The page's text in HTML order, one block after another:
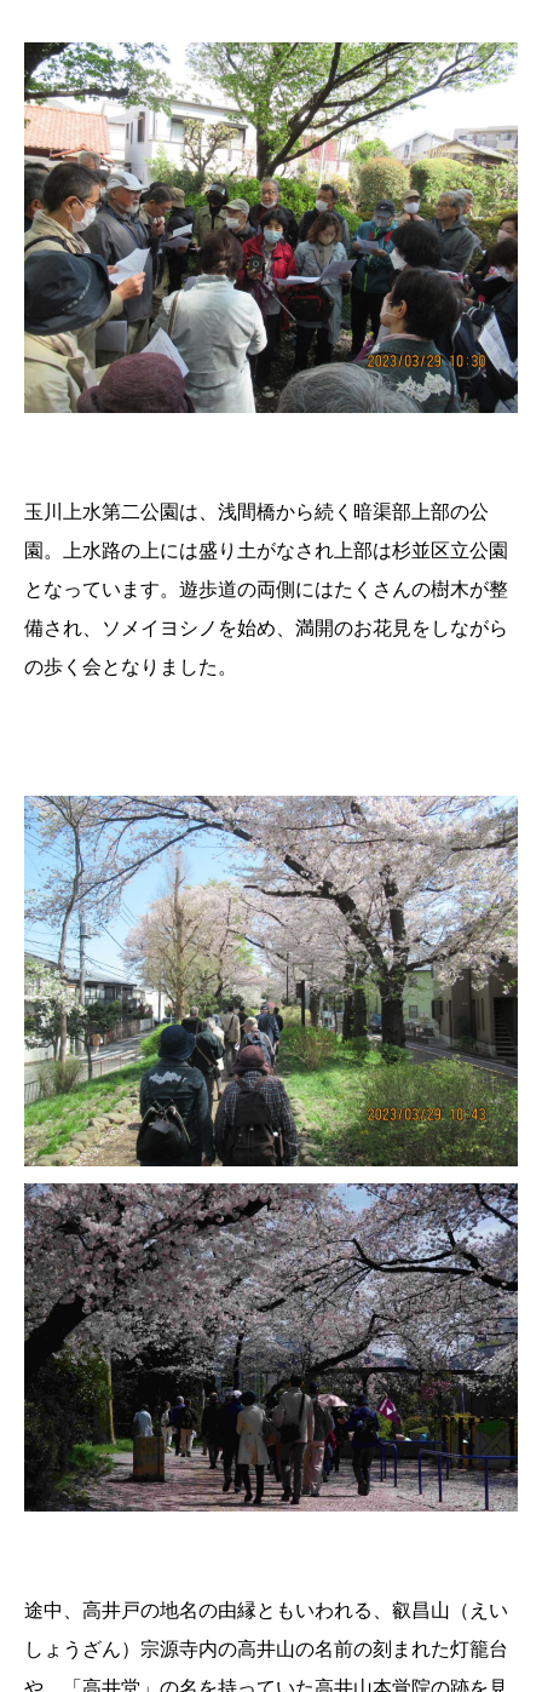
玉川上水第二公園は、浅間橋から続く暗渠部上部の公
園。上水路の上には盛り土がなされ上部は杉並区立公園
となっています。遊歩道の両側にはたくさんの樹木が整
備され、ソメイヨシノを始め、満開のお花見をしながら
の歩く会となりました。
途中、高井戸の地名の由縁ともいわれる、叡昌山（えい
しょうざん）宗源寺内の高井山の名前の刻まれた灯籠台